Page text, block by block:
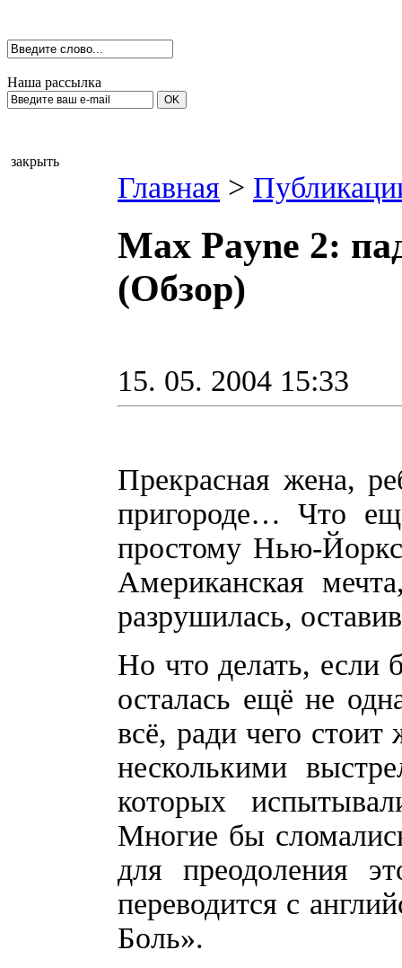
Наша рассылка
закрыть
Главная >
Max Payne 2:
(Обзор)
15. 05. 2004 15:33
Прекрасная жена,
пригороде… Что
простому Нью-
Американская
разрушилась,
Но что делать, если
осталась ещё не
всё, ради чего
несколькими
которых
Многие бы
для преодоления
переводится с
Боль».